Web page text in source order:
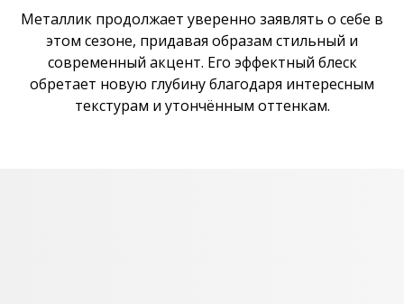
Металлик продолжает уверенно заявлять о себе в
этом сезоне, придавая образам стильный и
современный акцент. Его эффектный блеск
обретает новую глубину благодаря интересным
текстурам и утончённым оттенкам.